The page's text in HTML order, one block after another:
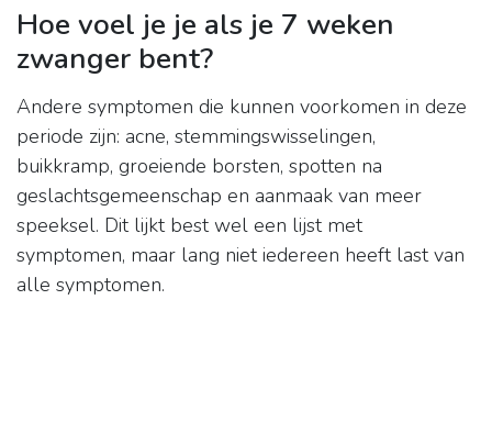
Hoe voel je je als je 7 weken
zwanger bent?
Andere symptomen die kunnen voorkomen in deze
periode zijn: acne, stemmingswisselingen,
buikkramp, groeiende borsten, spotten na
geslachtsgemeenschap en aanmaak van meer
speeksel. Dit lijkt best wel een lijst met
symptomen, maar lang niet iedereen heeft last van
alle symptomen.